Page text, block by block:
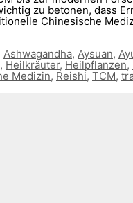
zu betonen, dass
Chinesische
Ashwagandha, Aysuan,
, Heilkräuter, Heilpflanzen,
Medizin, Reishi, TCM,